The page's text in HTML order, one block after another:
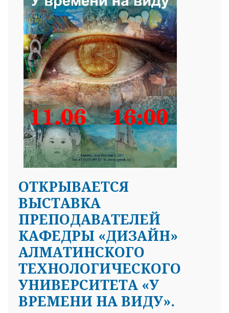
ОТКРЫВАЕТСЯ
ВЫСТАВКА
ПРЕПОДАВАТЕЛЕЙ
КАФЕДРЫ «ДИЗАЙН»
АЛМАТИНСКОГО
ТЕХНОЛОГИЧЕСКОГО
УНИВЕРСИТЕТА «У
ВРЕМЕНИ НА ВИДУ».